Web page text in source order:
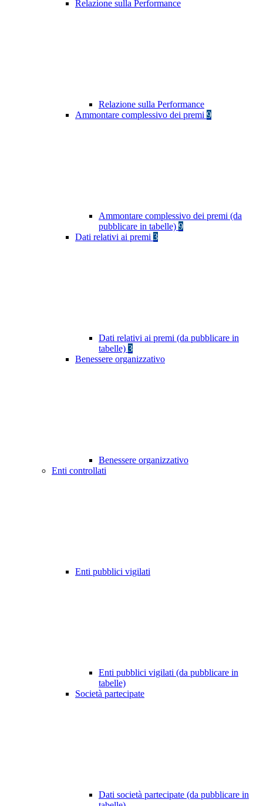
Relazione sulla Performance
Relazione sulla Performance
Ammontare complessivo dei premi 9
Ammontare complessivo dei premi (da
pubblicare in tabelle) 9
Dati relativi ai premi 3
Dati relativi ai premi (da pubblicare in
tabelle) 3
Benessere organizzativo
Benessere organizzativo
Enti controllati
Enti pubblici vigilati
Enti pubblici vigilati (da pubblicare in
tabelle)
Società partecipate
Dati società partecipate (da pubblicare in